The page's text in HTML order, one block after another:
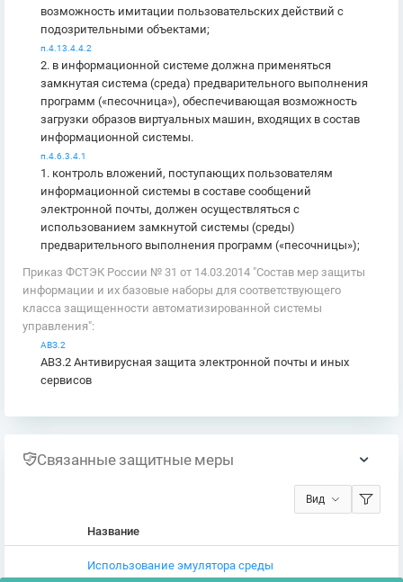
возможность имитации пользовательских действий с
подозрительными объектами;
п.4.13.4.4.2
2. в информационной системе должна применяться
замкнутая система (среда) предварительного выполнения
программ («песочница»), обеспечивающая возможность
загрузки образов виртуальных машин, входящих в состав
информационной системы.
п.4.6.3.4.1
1. контроль вложений, поступающих пользователям
информационной системы в составе сообщений
электронной почты, должен осуществляться с
использованием замкнутой системы (среды)
предварительного выполнения программ («песочницы»);
Приказ ФСТЭК России № 31 от 14.03.2014 "Состав мер защиты
информации и их базовые наборы для соответствующего
класса защищенности автоматизированной системы
управления":
АВЗ.2
АВЗ.2 Антивирусная защита электронной почты и иных
сервисов
Связанные защитные меры
Вид
Название
Использование эмулятора среды